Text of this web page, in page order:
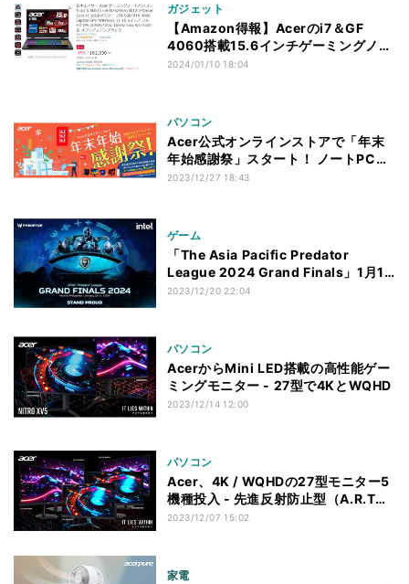
ガジェット
【Amazon得報】Acerのi7＆GF
4060搭載15.6インチゲーミングノー
トが15%オフの161,330円！
2024/01/10 18:04
パソコン
Acer公式オンラインストアで「年末
年始感謝祭」スタート！ ノートPCや
モニターが安い
2023/12/27 18:43
ゲーム
「The Asia Pacific Predator
League 2024 Grand Finals」1月10
日から開幕
2023/12/20 22:04
パソコン
AcerからMini LED搭載の高性能ゲー
ミングモニター - 27型で4KとWQHD
2023/12/14 12:00
パソコン
Acer、4K / WQHDの27型モニター5
機種投入 - 先進反射防止型（A.R.T）
パネル搭載モデルも
2023/12/07 15:02
家電